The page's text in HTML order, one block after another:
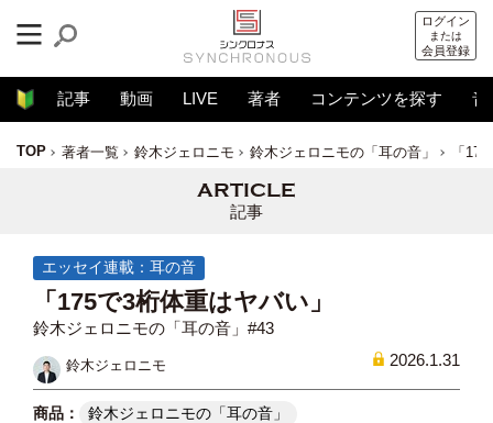
ログイン
または
会員登録
記事 動画 LIVE 著者 コンテンツを探す 音
TOP 著者一覧 鈴木ジェロニモ 鈴木ジェロニモの「耳の音」 「
記事
エッセイ連載：耳の音
「175で3桁体重はヤバい」
鈴木ジェロニモの「耳の音」#43
鈴木ジェロニモ 2026.1.31
鈴木ジェロニモの「耳の音」